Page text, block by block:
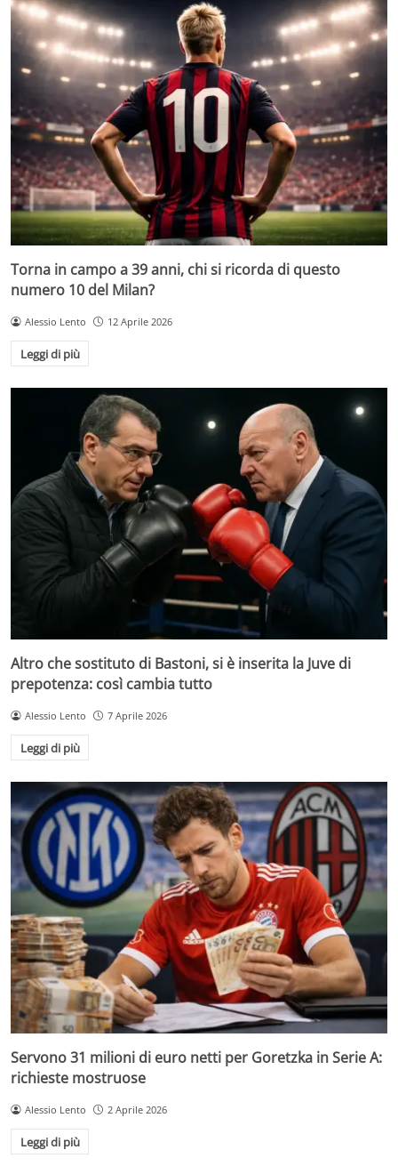
Torna in campo a 39 anni, chi si ricorda di questo
numero 10 del Milan?
Alessio Lento 12 Aprile 2026
Leggi di più
Altro che sostituto di Bastoni, si è inserita la Juve di
prepotenza: così cambia tutto
Alessio Lento 7 Aprile 2026
Leggi di più
Servono 31 milioni di euro netti per Goretzka in Serie A:
richieste mostruose
Alessio Lento 2 Aprile 2026
Leggi di più